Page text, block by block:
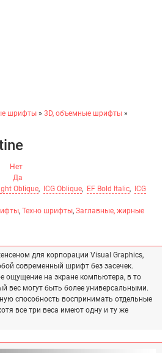
шрифты » 3D, объемные шрифты »
Нет
Да
Oblique, ICG Oblique, EF Bold Italic,
ICG
, Техно шрифты, Заглавные, жирные
для корпорации Visual Graphics,
современный шрифт без засечек.
ощущение на экране компьютера, в то
вес могут быть более универсальными.
способность воспринимать отдельные
все три веса имеют одну и ту же